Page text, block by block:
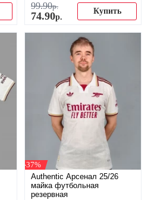
99.90р.
74.90р.
Купить
-37%
Authentic Арсенал 25/26
майка футбольная
резервная